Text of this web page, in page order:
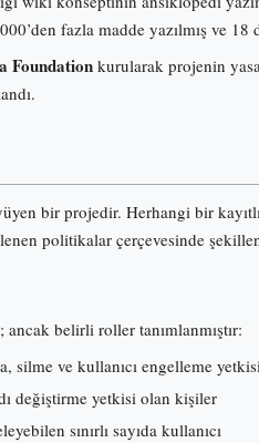
fazla madde yazılmış ve
Foundation kurularak projenin
bir projedir. Herhangi bir
politikalar çerçevesinde
belirli roller tanımlanmıştır:
silme ve kullanıcı engelleme
değiştirme yetkisi olan kişiler
sınırlı sayıda kullanıcı